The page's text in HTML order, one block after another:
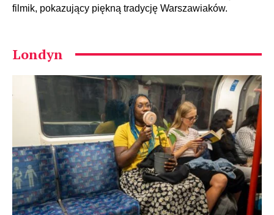
filmik, pokazujący piękną tradycję Warszawiaków.
Londyn